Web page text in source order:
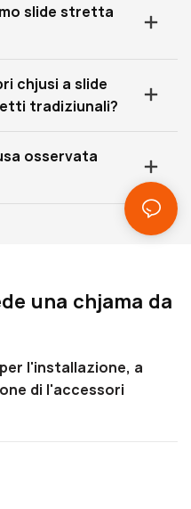
slide stretta
chjusi a slide
tradiziunali?
osservata
una chjama da
l'installazione, a
di l'accessori